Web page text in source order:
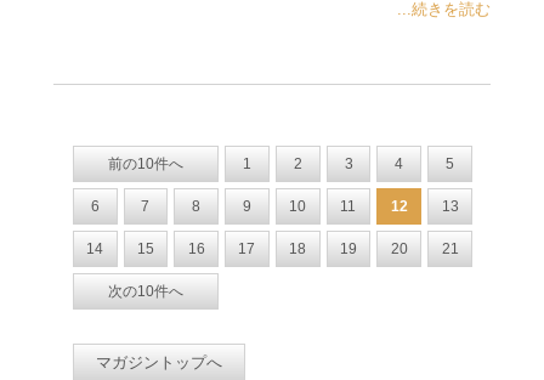
...続きを読む
前の10件へ 1 2 3 4 5
6 7 8 9 10 11 12 13
14 15 16 17 18 19 20 21
次の10件へ
マガジントップへ